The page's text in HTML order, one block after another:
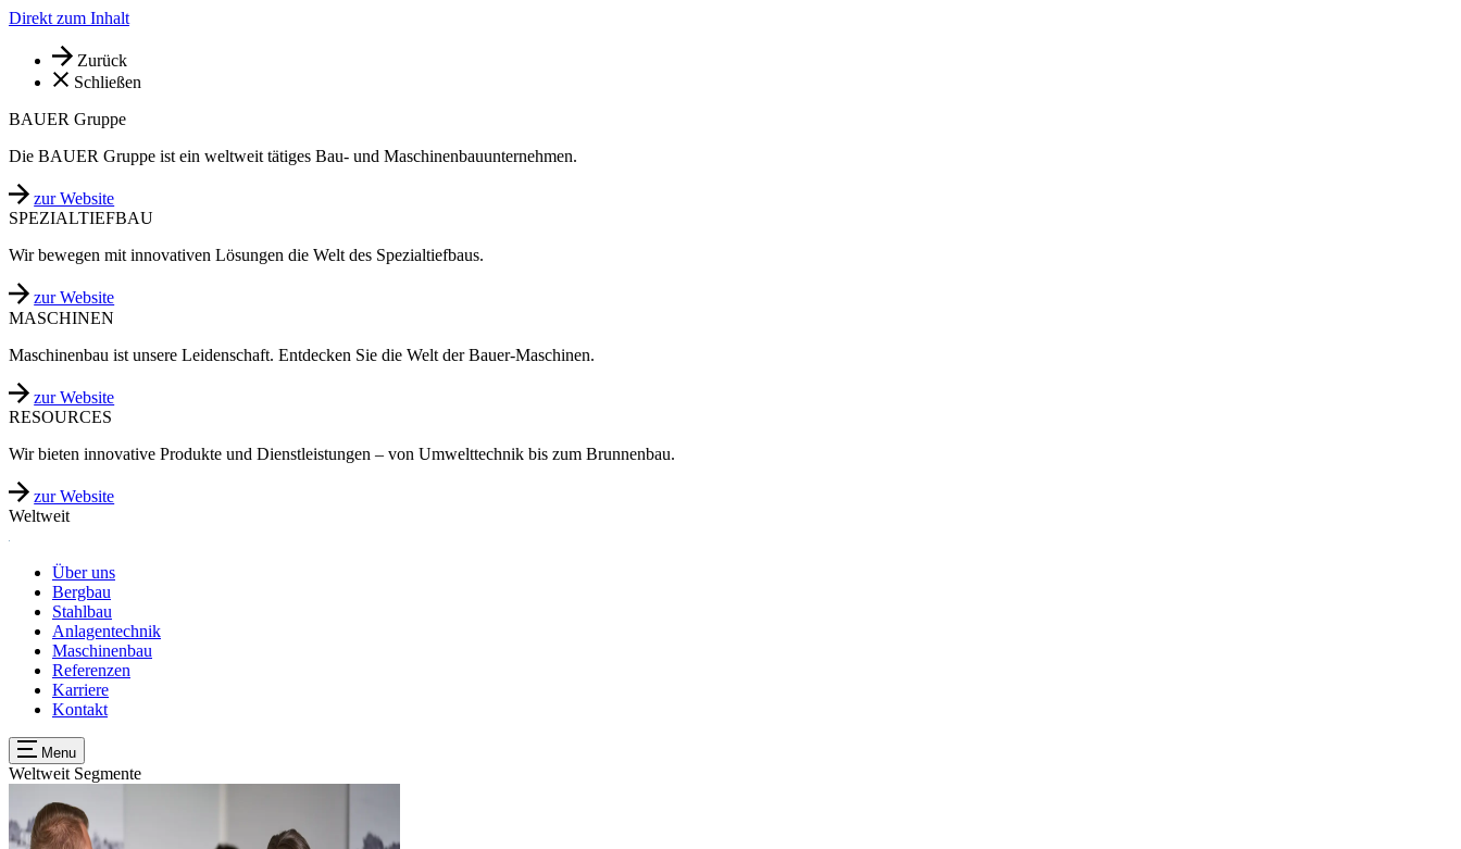
Direkt zum Inhalt
Zurück
Schließen
BAUER Gruppe
Die BAUER Gruppe ist ein weltweit tätiges Bau- und Maschinenbauunternehmen.
zur Website
SPEZIALTIEFBAU
Wir bewegen mit innovativen Lösungen die Welt des Spezialtiefbaus.
zur Website
MASCHINEN
Maschinenbau ist unsere Leidenschaft. Entdecken Sie die Welt der Bauer-Maschinen.
zur Website
RESOURCES
Wir bieten innovative Produkte und Dienstleistungen – von Umwelttechnik bis zum Brunnenbau.
zur Website
Weltweit
Über uns
Bergbau
Stahlbau
Anlagentechnik
Maschinenbau
Referenzen
Karriere
Kontakt
Menu
Weltweit Segmente